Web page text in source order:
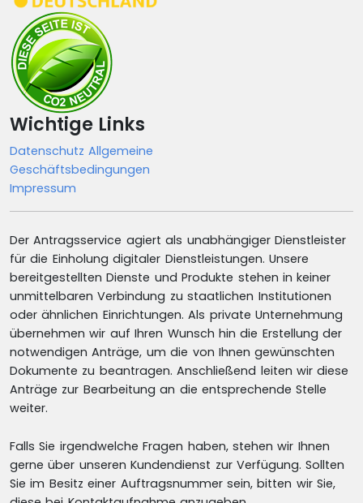
Wichtige Links
DatenschutzAllgemeine
Geschäftsbedingungen
Impressum
Der Antragsservice agiert als unabhängiger Dienstleister
für die Einholung digitaler Dienstleistungen. Unsere
bereitgestellten Dienste und Produkte stehen in keiner
unmittelbaren Verbindung zu staatlichen Institutionen
oder ähnlichen Einrichtungen. Als private Unternehmung
übernehmen wir auf Ihren Wunsch hin die Erstellung der
notwendigen Anträge, um die von Ihnen gewünschten
Dokumente zu beantragen. Anschließend leiten wir diese
Anträge zur Bearbeitung an die entsprechende Stelle
weiter.
Falls Sie irgendwelche Fragen haben, stehen wir Ihnen
gerne über unseren Kundendienst zur Verfügung. Sollten
Sie im Besitz einer Auftragsnummer sein, bitten wir Sie,